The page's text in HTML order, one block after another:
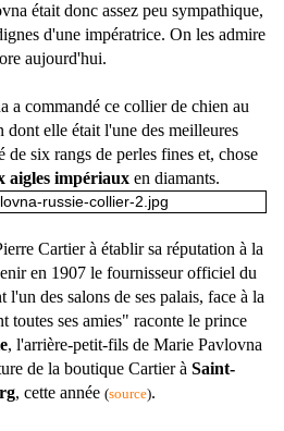
était donc assez peu sympathique,
d'une impératrice. On les admire
aujourd'hui.
a commandé ce collier de chien au
dont elle était l'une des meilleures
de six rangs de perles fines et, chose
aigles impériaux en diamants.
Cartier à établir sa réputation à la
en 1907 le fournisseur officiel du
des salons de ses palais, face à la
toutes ses amies" raconte le prince
, l'arrière-petit-fils de Marie Pavlovna
de la boutique Cartier à Saint-
, cette année (source).